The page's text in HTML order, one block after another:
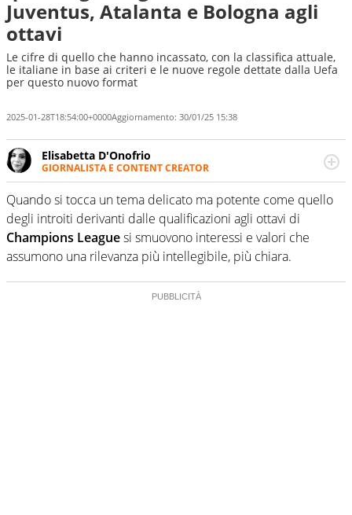
Juventus, Atalanta e Bologna agli
ottavi
Le cifre di quello che hanno incassato, con la classifica attuale,
le italiane in base ai criteri e le nuove regole dettate dalla Uefa
per questo nuovo format
2025-01-28T18:54:00+0000Aggiornamento: 30/01/25 15:38
Elisabetta D'Onofrio
GIORNALISTA E CONTENT CREATOR
Giornalista professionista dal 2007, scrive per curiosità
personale e necessità: soprattutto di calcio, di sport e dei
suoi protagonisti, concedendosi innocenti evasioni
nell'ambito della creazione di format. Un tempo ala
destra, oggi si sente a suo agio nel ruolo di libero. Cura
una classifica riservata dei migliori 5 calciatori di sempre.
Quando si tocca un tema delicato ma potente come quello
degli introiti derivanti dalle qualificazioni agli ottavi di
Champions Leaguesi smuovono interessi e valori che
assumono una rilevanza più intellegibile, più chiara.